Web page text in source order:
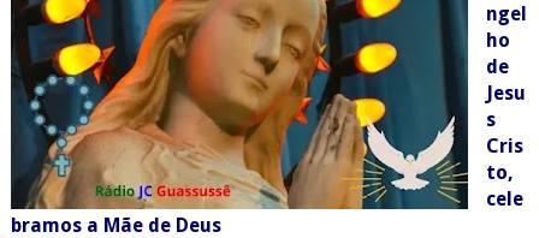
ngel
ho
de
Jesu
s
Cris
to,
cele
bramos a Mãe de Deus